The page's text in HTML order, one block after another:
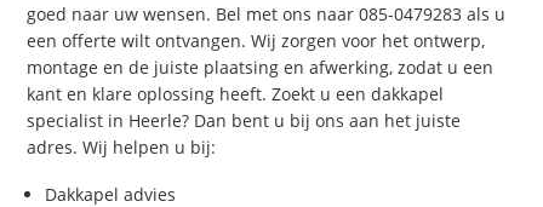
goed naar uw wensen. Bel met ons naar 085-0479283 als u
een offerte wilt ontvangen. Wij zorgen voor het ontwerp,
montage en de juiste plaatsing en afwerking, zodat u een
kant en klare oplossing heeft. Zoekt u een dakkapel
specialist in Heerle? Dan bent u bij ons aan het juiste
adres. Wij helpen u bij:
Dakkapel advies